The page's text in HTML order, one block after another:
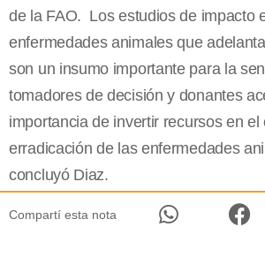
de la FAO. Los estudios de impacto
enfermedades animales que
son un insumo importante para la
tomadores de decisión y donantes
importancia de invertir recursos en el
erradicación de las enfermedades
concluyó Diaz.
Compartí esta nota